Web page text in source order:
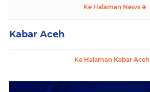
Ke Halaman News
Kabar Aceh
Ke Halaman Kabar Aceh